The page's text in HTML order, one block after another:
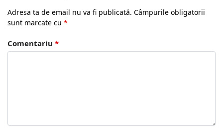
Adresa ta de email nu va fi publicată. Câmpurile obligatorii
sunt marcate cu *
Comentariu *